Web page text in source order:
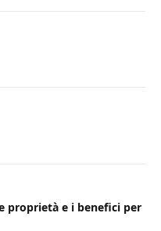
proprietà e i benefici per